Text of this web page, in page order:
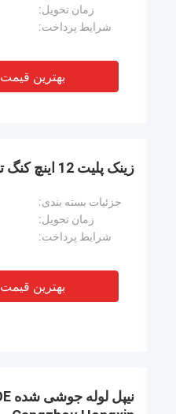
زمان تحویل:
شرایط پرداخت:
بهترین قیمت
زینک پلیت 12 اینچ کنگ ترکیب پستان - اندازه سفارشی
جزئیات بسته بندی:
زمان تحویل:
شرایط پرداخت:
بهترین قیمت